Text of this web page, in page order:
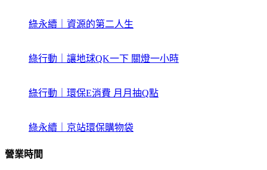
綠永續｜資源的第二人生
綠行動｜讓地球QK一下 關燈一小時
綠行動｜環保E消費 月月抽Q點
綠永續｜京站環保購物袋
營業時間